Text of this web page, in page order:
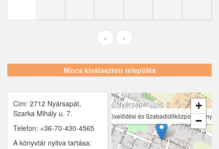
Hernád
Iklad
Ipolydamásd
Ipolytölgyes
‹ ›
Nincs kiválasztott település
Cím: 2712 Nyársapát,
Szarka Mihály u. 7.
Telefon: +36-70-430-4565
A könyvtár nyitva tartása:
Nyársapáti ÁMK Szarka Mihály Művelődési és Szabadidőközpont,
+
−